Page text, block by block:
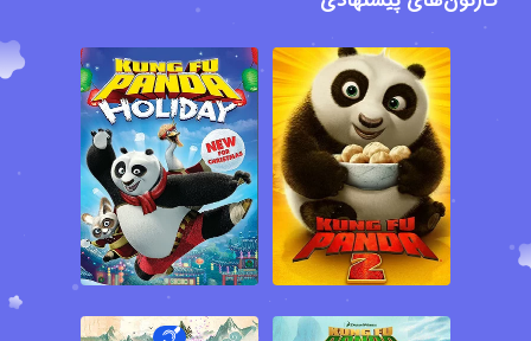
وان، نینتندو، وی Wii و سیستم عامل ویندوز) اشاره کرد. انیمیشن پاندای
کونگ فو کار موفق به دریافت 14 جایزه معتبر از جمله جایزه بهترین
برترین فیلم های باکس آفیس در سال 2009 از جشنواره جوایز موسیقی
جایزه صدای مورد علاقه در یک فیلم انیمیشنی (برای جک بلک) در سال
2009 از جشنواره جوایز منتخب کودکان آمریکا Kids Choice Awards
USA و همچنین نامزد دریافت 39 جایزه دیگر از 31 جشنواره بین المللی از
جمله نامزد دریافت جایزه بهترین فیلم انیمیشنی در سال 2009 در جشنواره